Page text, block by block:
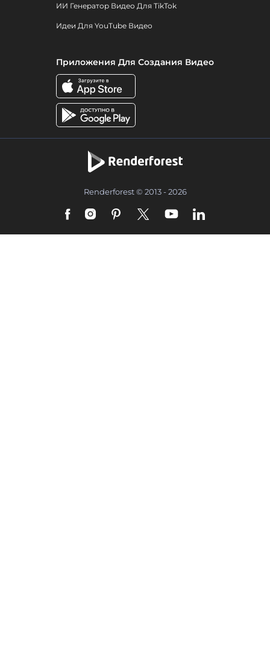
ИИ Генератор Видео Для TikTok
Идеи Для YouTube Видео
Приложения Для Создания Видео
Renderforest © 2013 - 2026